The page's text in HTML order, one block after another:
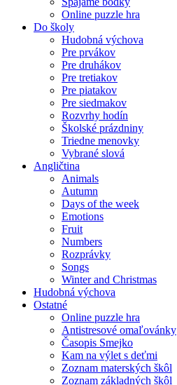
Online puzzle hra
Do školy
Hudobná výchova
Pre prvákov
Pre druhákov
Pre tretiakov
Pre piatakov
Pre siedmakov
Rozvrhy hodín
Školské prázdniny
Triedne menovky
Vybrané slová
Angličtina
Animals
Autumn
Days of the week
Emotions
Fruit
Numbers
Rozprávky
Songs
Winter and Christmas
Hudobná výchova
Ostatné
Online puzzle hra
Antistresové omaľovánky
Časopis Smejko
Kam na výlet s deťmi
Zoznam materských škôl
Zoznam základných škôl